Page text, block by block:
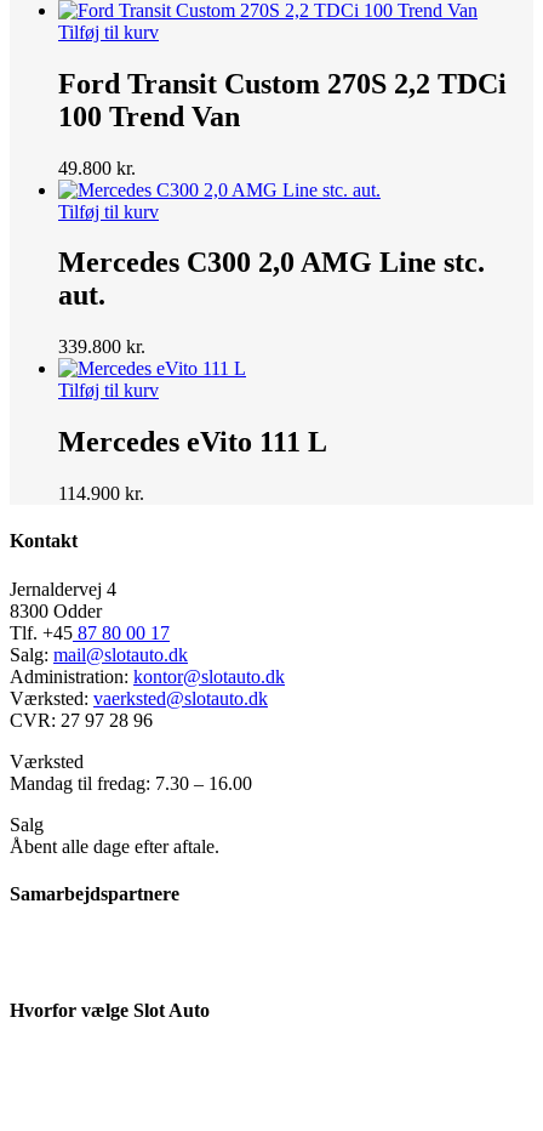
Tilføj til kurv
Ford Transit Custom 270S 2,2 TDCi
100 Trend Van
49.800 kr.
Tilføj til kurv
Mercedes C300 2,0 AMG Line stc.
aut.
339.800 kr.
Tilføj til kurv
Mercedes eVito 111 L
114.900 kr.
Kontakt
Jernaldervej 4
8300 Odder
Tlf. +45 87 80 00 17
Salg: mail@slotauto.dk
Administration: kontor@slotauto.dk
Værksted: vaerksted@slotauto.dk
CVR: 27 97 28 96
Værksted
Mandag til fredag: 7.30 – 16.00
Salg
Åbent alle dage efter aftale.
Samarbejdspartnere
Hvorfor vælge Slot Auto